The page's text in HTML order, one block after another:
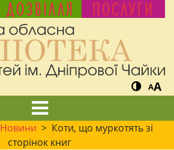
ДОЗВІЛЛЯ ПОСЛУГИ
AA
Новини > Коти, що муркотять зі
сторінок книг